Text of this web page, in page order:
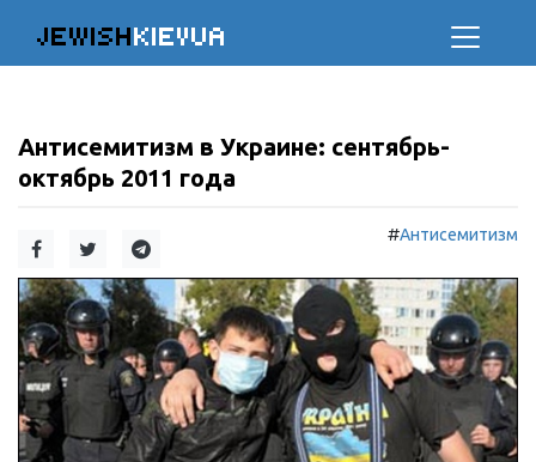
JEWISHKIEVUA
Антисемитизм в Украине: сентябрь-
октябрь 2011 года
#Антисемитизм